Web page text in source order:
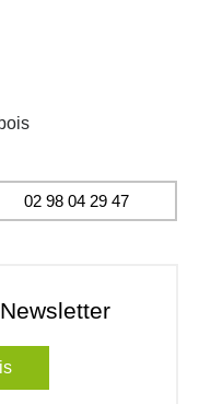
02 98 04 29 47